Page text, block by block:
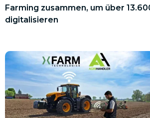
Farming zusammen, um über
digitalisieren